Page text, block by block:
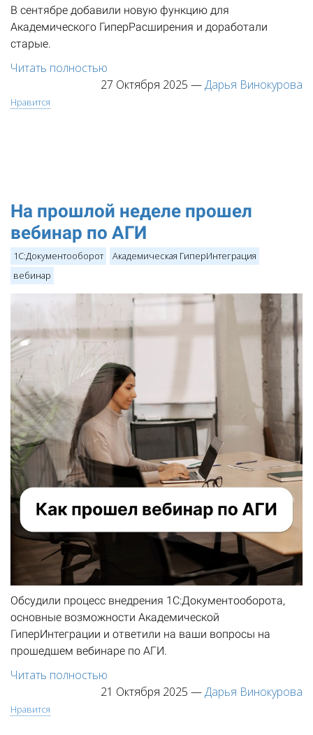
В сентябре добавили новую функцию для
Академического ГиперРасширения и доработали
старые.
Читать полностью
27 Октября 2025 —Дарья Винокурова
Нравится
На прошлой неделе прошел
вебинар по АГИ
1С:Документооборот
Академическая ГиперИнтеграция
вебинар
Обсудили процесс внедрения 1С:Документооборота,
основные возможности Академической
ГиперИнтеграции и ответили на ваши вопросы на
прошедшем вебинаре по АГИ.
Читать полностью
21 Октября 2025 —Дарья Винокурова
Нравится